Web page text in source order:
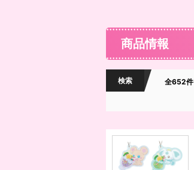
商品情報
検索 全652件